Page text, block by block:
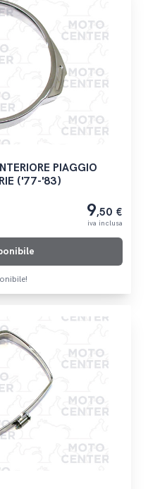
PIAGGIO
('77-'83)
9,50 €
iva inclusa